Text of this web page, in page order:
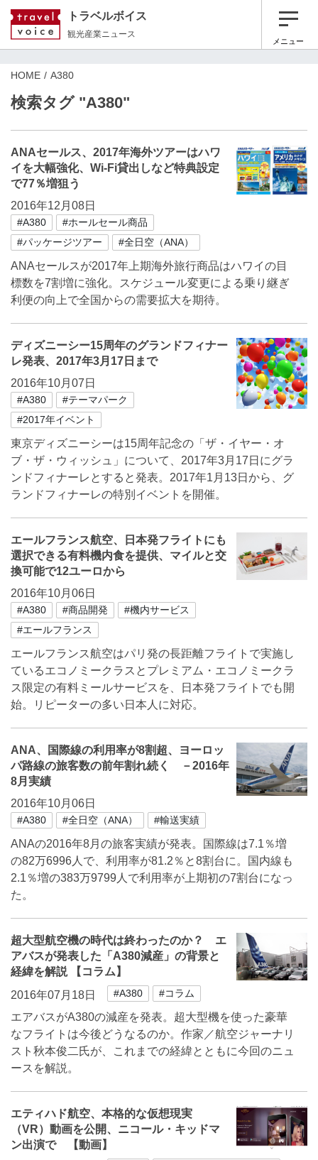
トラベルボイス
観光産業ニュース
メニュー
HOME A380
検索タグ "A380"
ANAセールス、2017年海外ツアーはハワ
イを大幅強化、Wi-Fi貸出しなど特典設定
で77％増狙う
2016年12月08日
#A380
#ホールセール商品
#パッケージツアー
#全日空（ANA）
ANAセールスが2017年上期海外旅行商品はハワイの目
標数を7割増に強化。スケジュール変更による乗り継ぎ
利便の向上で全国からの需要拡大を期待。
ディズニーシー15周年のグランドフィナー
レ発表、2017年3月17日まで
2016年10月07日
#A380
#テーマパーク
#2017年イベント
東京ディズニーシーは15周年記念の「ザ・イヤー・オ
ブ・ザ・ウィッシュ」について、2017年3月17日にグラ
ンドフィナーレとすると発表。2017年1月13日から、グ
ランドフィナーレの特別イベントを開催。
エールフランス航空、日本発フライトにも
選択できる有料機内食を提供、マイルと交
換可能で12ユーロから
2016年10月06日
#A380 #商品開発
#機内サービス
#エールフランス
エールフランス航空はパリ発の長距離フライトで実施し
ているエコノミークラスとプレミアム・エコノミークラ
ス限定の有料ミールサービスを、日本発フライトでも開
始。リピーターの多い日本人に対応。
ANA、国際線の利用率が8割超、ヨーロッ
パ路線の旅客数の前年割れ続く －2016年
8月実績
2016年10月06日
#A380 #全日空（ANA） #輸送実績
ANAの2016年8月の旅客実績が発表。国際線は7.1％増
の82万6996人で、利用率が81.2％と8割台に。国内線も
2.1％増の383万9799人で利用率が上期初の7割台になっ
た。
超大型航空機の時代は終わったのか？ エ
アバスが発表した「A380減産」の背景と
経緯を解説 【コラム】
2016年07月18日
#A380 #コラム
エアバスがA380の減産を発表。超大型機を使った豪華
なフライトは今後どうなるのか。作家／航空ジャーナリ
スト秋本俊二氏が、これまでの経緯とともに今回のニュ
ースを解説。
エティハド航空、本格的な仮想現実
（VR）動画を公開、ニコール・キッドマ
ン出演で 【動画】